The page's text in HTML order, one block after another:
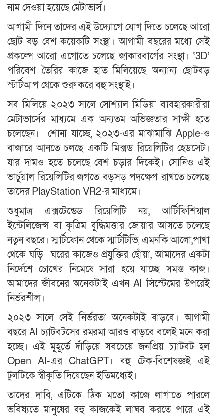
নাম দেওয়া হয়েছে মেটাভার্স।
আগামী দিনে তাদের এই উদ্যোগে যোগ দিতে চলেছে আরো
ছোট বড় বেশ কয়েকটি সংস্থা। আগামী বছরের মধ্যে সেই
প্রকল্পে আরো এগোতে চলেছে জাকারবার্গের সংস্থা। ‘3D’
পরিবেশ তৈরির কাজে হাত মিলিয়েছে অন্যান্য ছোটবড়
স্টার্টআপ থেকে শুরু করে বহু সংস্থাই।
সব মিলিয়ে ২০২৩ সালে সোশ্যাল মিডিয়া ব্যবহারকারীরা
মেটাভার্সের মাধ্যমে এক অন্যতম অভিজ্ঞতার সাক্ষী হতে
চলেছেন। শোনা যাচ্ছে, ২০২৩-এর মাঝামাঝি Apple-ও
বাজারে আনতে চলছে একটি মিক্সড রিয়েলিটির হেডসেট।
যার দামও হতে চলেছে বেশ চড়ার দিকেই। সোনিও এই
ভার্চুয়াল রিয়েলিটির জগতে বড়সড় পদক্ষেপ রাখতে চলেছে
তাদের PlayStation VR2-র মাধ্যমে।
শুধুমাত্র এক্সটেন্ডেড রিয়েলিটি নয়, আর্টিফিশিয়াল
ইন্টেলিজেন্স বা কৃত্রিম বুদ্ধিমত্তার জোয়ার আসতে চলেছে
নতুন বছরে। স্মার্টফোন থেকে স্মার্টটিভি, এমনকি আলো,পাখা
থেকে ঘড়ি। ঘরের কাজেও প্রযুক্তির ছোঁয়া, আমাদের একটা
নির্দেশে চোখের নিমেষে সারা হয়ে যাচ্ছে সমস্ত কাজ।
আমাদের জীবনের অনেকটাই এখন AI সিস্টেমের উপরেই
নির্ভরশীল।
২০২৩ সালে সেই নির্ভরতা অনেকটাই বাড়বে। আগামী
বছরে AI চ্যাটবটসের রমরমা আরও বাড়বে বলেই মনে করা
হচ্ছে। এই মুহূর্তে দাঁড়িয়ে সবচেয়ে জনপ্রিয় চ্যাটবট হল
Open AI-এর ChatGPT। বহু টেক-বিশেষজ্ঞই এই
টুলটিকে স্বীকৃতি দিয়েছেন ইতিমধ্যেই।
তাদের দাবি, এটিকে ঠিক মতো কাজে লাগাতে পারলে
ভবিষ্যতে মানুষের বহু কাজকেই লাঘব করতে পারে এই